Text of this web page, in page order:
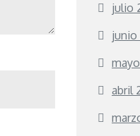
julio
junio
abril